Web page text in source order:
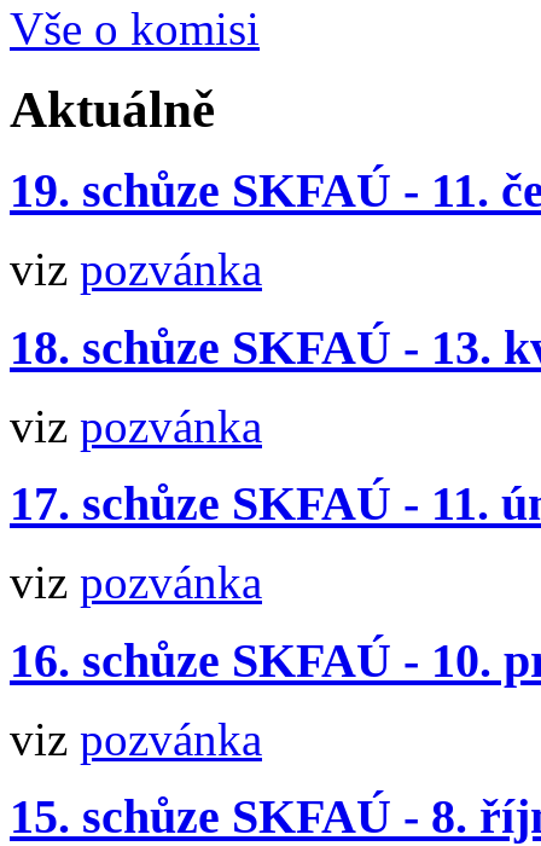
Vše o komisi
Aktuálně
19. schůze SKFAÚ - 11.
viz pozvánka
18. schůze SKFAÚ - 13.
viz pozvánka
17. schůze SKFAÚ - 11.
viz pozvánka
16. schůze SKFAÚ - 10.
viz pozvánka
15. schůze SKFAÚ - 8.